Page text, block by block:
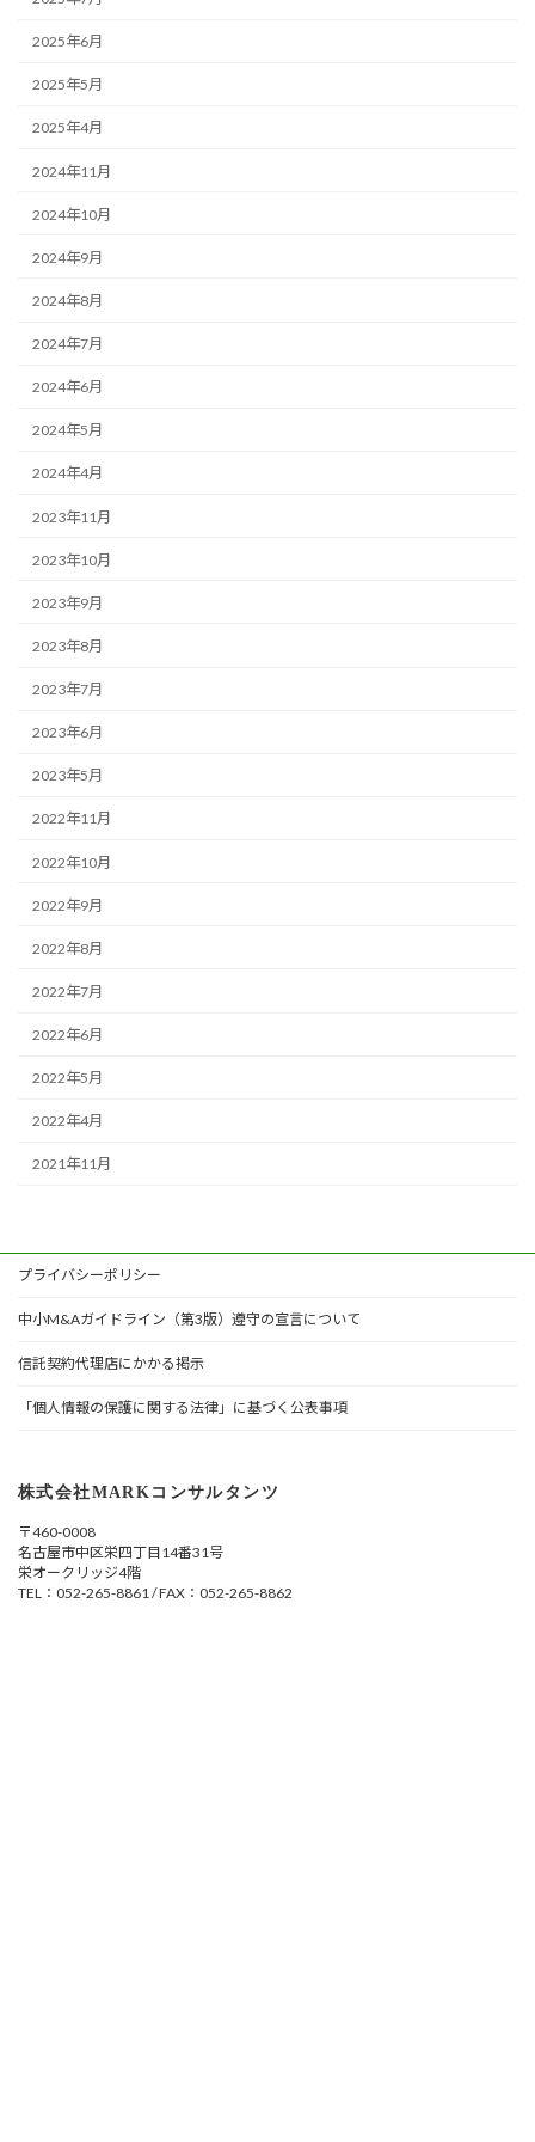
2025年6月
2025年5月
2025年4月
2024年11月
2024年10月
2024年9月
2024年8月
2024年7月
2024年6月
2024年5月
2024年4月
2023年11月
2023年10月
2023年9月
2023年8月
2023年7月
2023年6月
2023年5月
2022年11月
2022年10月
2022年9月
2022年8月
2022年7月
2022年6月
2022年5月
2022年4月
2021年11月
プライバシーポリシー
中小M&Aガイドライン（第3版）遵守の宣言について
信託契約代理店にかかる掲示
「個人情報の保護に関する法律」に基づく公表事項
株式会社MARKコンサルタンツ
〒460-0008
名古屋市中区栄四丁目14番31号
栄オークリッジ4階
TEL：052-265-8861 / FAX：052-265-8862